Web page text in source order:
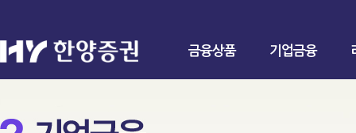
금융상품 기업금융